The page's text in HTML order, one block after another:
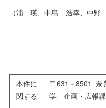
（浦 瑛、中島 浩幸、中野
本件に
関する
〒631－8501 奈
学 企画・広報課